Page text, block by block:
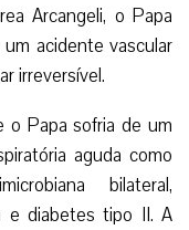
Arcangeli, o Papa
acidente vascular
irreversível.
o Papa sofria de um
aguda como
bilateral,
e diabetes tipo II. A